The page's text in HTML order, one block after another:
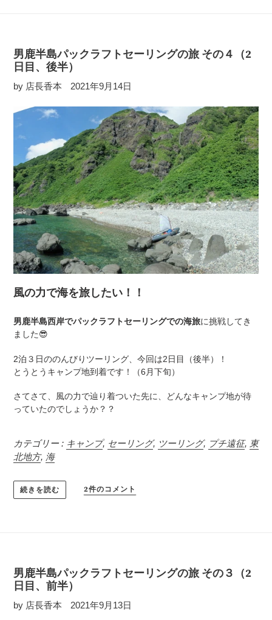
男鹿半島パックラフトセーリングの旅 その４（2
日目、後半）
by 店長香本 2021年9月14日
風の力で海を旅したい！！
男鹿半島西岸でパックラフトセーリングでの海旅に挑戦してき
ました😎
2泊３日ののんびりツーリング、今回は2日目（後半）！
とうとうキャンプ地到着です！（6月下旬）
さてさて、風の力で辿り着ついた先に、どんなキャンプ地が待
っていたのでしょうか？？
カテゴリー : キャンプ, セーリング, ツーリング, プチ遠征, 東
北地方, 海
続きを読む 2件のコメント
男鹿半島パックラフトセーリングの旅 その３（2
日目、前半）
by 店長香本 2021年9月13日